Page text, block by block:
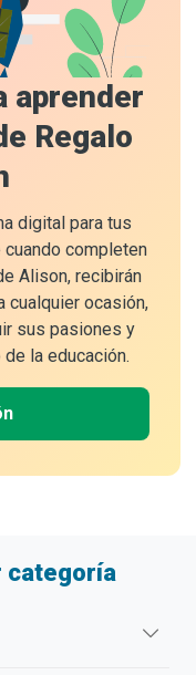
aprender
Regalo
digital para tus
completen
Alison, recibirán
cualquier ocasión,
sus pasiones y
la educación.
categoría